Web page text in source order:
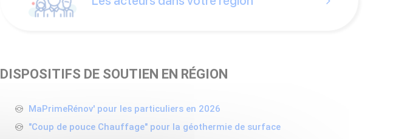
DISPOSITIFS DE SOUTIEN EN RÉGION
MaPrimeRénov' pour les particuliers en 2026
"Coup de pouce Chauffage" pour la géothermie de surface